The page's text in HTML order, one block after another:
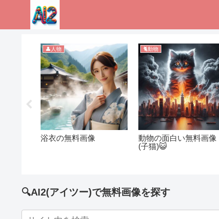
👤人物
浴衣の無料画像
🐈動物
動物の面白い無料画像
(子猫)😺
🔍AI2(アイツー)で無料画像を探す